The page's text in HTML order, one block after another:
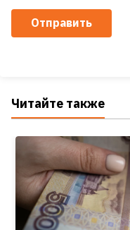
Отправить
Читайте также